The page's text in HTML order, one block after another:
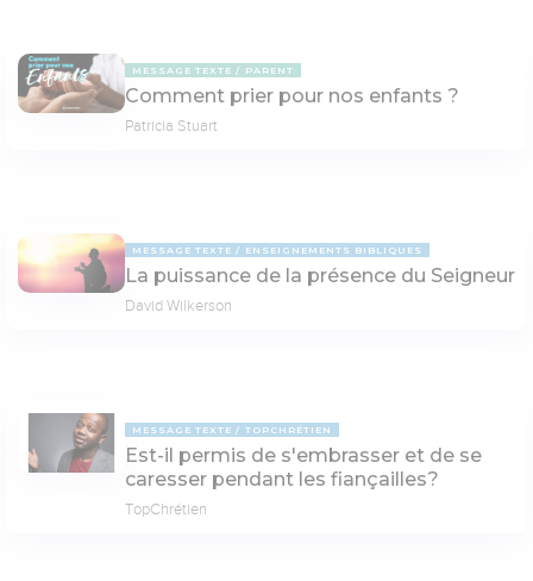
MESSAGE TEXTE PARENT
Comment prier pour nos enfants ?
Patricia Stuart
MESSAGE TEXTE ENSEIGNEMENTS BIBLIQUES
La puissance de la présence du Seigneur
David Wilkerson
MESSAGE TEXTE TOPCHRÉTIEN
Est-il permis de s'embrasser et de se
caresser pendant les fiançailles?
TopChrétien